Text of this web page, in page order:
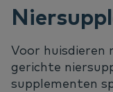
Voor huisdieren
gerichte
supplementen